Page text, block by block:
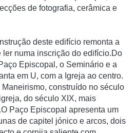
de fotografia, cerâmica e
deste edifício remonta a
ler numa inscrição do edifício.Do
Episcopal, o Seminário e a
em U, com a Igreja ao centro.
construído no século
do século XIX, mais
Paço Episcopal apresenta um
de capitel jónico e arcos, dois